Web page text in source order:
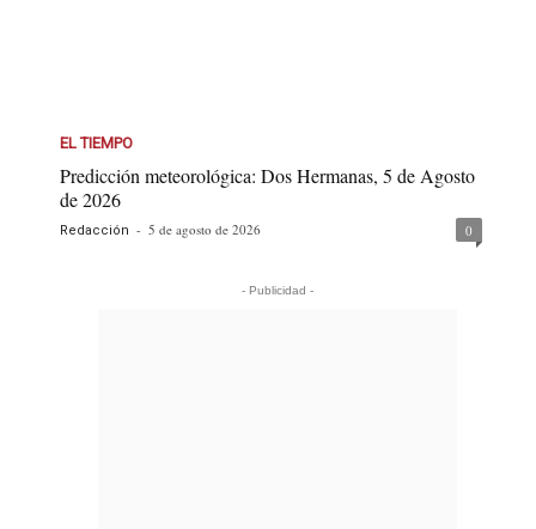
EL TIEMPO
Predicción meteorológica: Dos Hermanas, 5 de Agosto
de 2026
Redacción - 5 de agosto de 2026 0
- Publicidad -